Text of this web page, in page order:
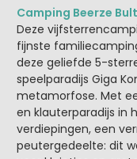
Camping Beerze
Deze
fijnste
deze geliefde 5-
speelparadijs Giga
metamorfose. Met
en klauterparadijs in
verdiepingen, een
peutergedeelte: dit